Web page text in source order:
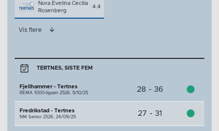
Nora Evelina Cecilia
Rosenberg
4.4
Vis flere
TERTNES, SISTE FEM
Fjellhammer - Tertnes
REMA 1000-ligaen 2526, 5/10/25 28 - 36
Fredrikstad - Tertnes
NM Senior 2526, 24/09/25 27 - 31